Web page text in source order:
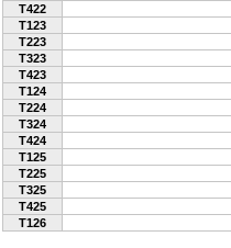
T422
T123
T223
T323
T423
T124
T224
T324
T424
T125
T225
T325
T425
T126